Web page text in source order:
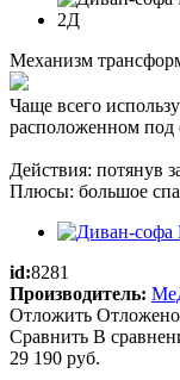
Механизм
Чаще всего
расположенном под
Действия: потянув
Плюсы: большое
id:8281
Производитель:
Отложить Отложено
Сравнить В
29 190 руб.